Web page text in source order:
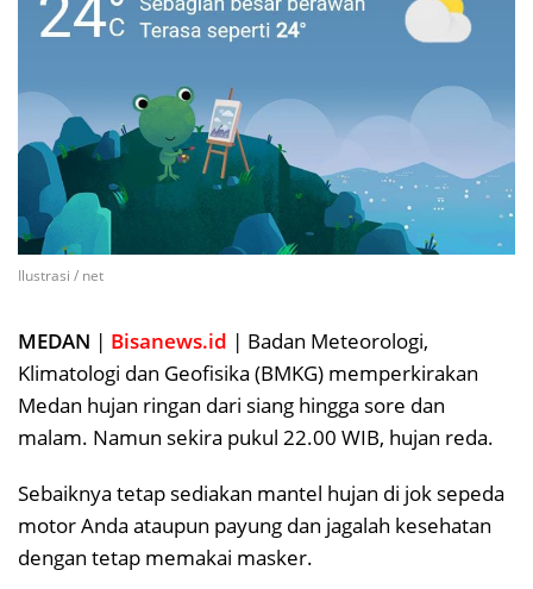
Ilustrasi / net
MEDAN | Bisanews.id | Badan Meteorologi,
Klimatologi dan Geofisika (BMKG) memperkirakan
Medan hujan ringan dari siang hingga sore dan
malam. Namun sekira pukul 22.00 WIB, hujan reda.
Sebaiknya tetap sediakan mantel hujan di jok sepeda
motor Anda ataupun payung dan jagalah kesehatan
dengan tetap memakai masker.